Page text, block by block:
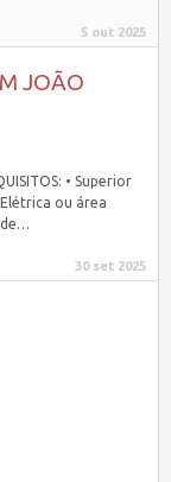
5 out 2025
JOÃO
• Superior
ou área
de…
30 set 2025